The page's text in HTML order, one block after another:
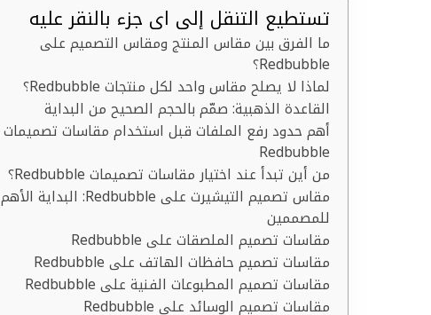
تستطيع التنقل إلى اى جزء بالنقر عليه
ما الفرق بين مقاس المنتج ومقاس التصميم على
Redbubble؟
لماذا لا يصلح مقاس واحد لكل منتجات Redbubble؟
القاعدة الذهبية: صمّم بالحجم الصحيح من البداية
أهم حدود رفع الملفات قبل استخدام مقاسات تصميمات
Redbubble
من أين تبدأ عند اختيار مقاسات تصميمات Redbubble؟
مقاس تصميم التيشيرت على Redbubble: البداية الأهم
للمصممين
مقاسات تصميم الملصقات على Redbubble
مقاسات تصميم حافظات الهاتف على Redbubble
مقاسات تصميم المطبوعات الفنية على Redbubble
مقاسات تصميم الوسائد على Redbubble